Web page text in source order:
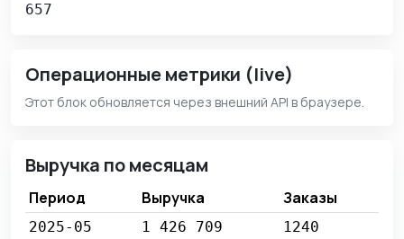
657
Операционные метрики (live)
Этот блок обновляется через внешний API в браузере.
Выручка по месяцам
Период Выручка Заказы
2025-05 1 426 709
1240